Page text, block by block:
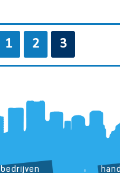
1 2 3
bedrijven